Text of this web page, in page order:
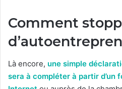
Comment
Là encore, une simple
sera à compléter à partir d’un